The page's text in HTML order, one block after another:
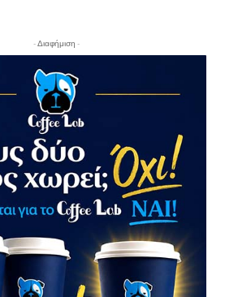
- Διαφήμιση -